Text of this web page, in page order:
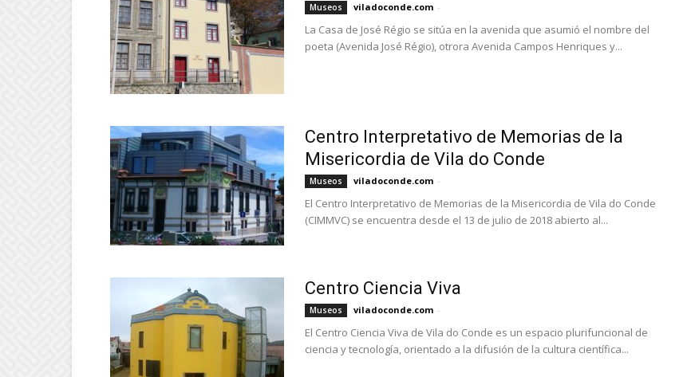
Museos viladoconde.com -
La Casa de José Régio se sitúa en la avenida que asumió el nombre del
poeta (Avenida José Régio), otrora Avenida Campos Henriques y...
Centro Interpretativo de Memorias de la
Misericordia de Vila do Conde
Museos viladoconde.com -
El Centro Interpretativo de Memorias de la Misericordia de Vila do Conde
(CIMMVC) se encuentra desde el 13 de julio de 2018 abierto al...
Centro Ciencia Viva
Museos viladoconde.com -
El Centro Ciencia Viva de Vila do Conde es un espacio plurifuncional de
ciencia y tecnología, orientado a la difusión de la cultura científica...